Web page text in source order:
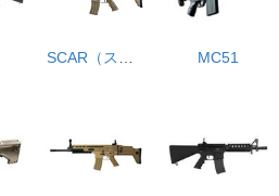
SCAR（スカー）-L CQC フラット・ダークアース MC51